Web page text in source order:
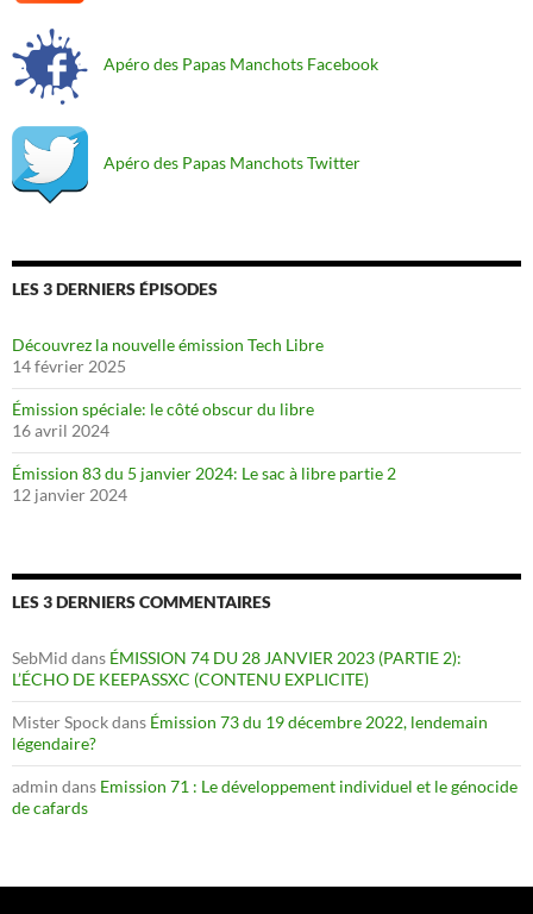
Apéro des Papas Manchots Facebook
Apéro des Papas Manchots Twitter
LES 3 DERNIERS ÉPISODES
Découvrez la nouvelle émission Tech Libre
14 février 2025
Émission spéciale: le côté obscur du libre
16 avril 2024
Émission 83 du 5 janvier 2024: Le sac à libre partie 2
12 janvier 2024
LES 3 DERNIERS COMMENTAIRES
SebMid dans ÉMISSION 74 DU 28 JANVIER 2023 (PARTIE 2):
L’ÉCHO DE KEEPASSXC (CONTENU EXPLICITE)
Mister Spockdans Émission 73 du 19 décembre 2022, lendemain
légendaire?
admin dans Emission 71 : Le développement individuel et le génocide
de cafards